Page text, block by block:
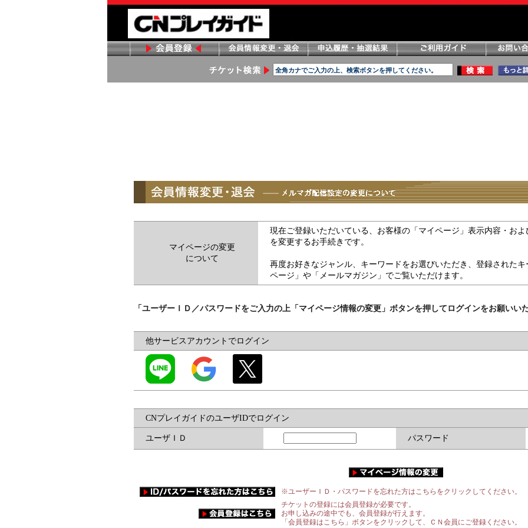
マイページの変更
について
現在ご登録いただいている、お客様の「マイページ」表示内容・お
を変更するお手続きです。
再度お好きなジャンル、キーワードをお選びいただき、登録された
ページ」や「メールマガジン」でご覧いただけます。
「ユーザーＩＤ／パスワードをご入力の上「マイページ情報の変更」ボタンを押してログインをお願いいた
他サービスアカウントでログイン
CNプレイガイドのユーザIDでログイン
ユーザＩＤ パスワード
※ユーザーＩＤ・パスワードを忘れた方はこちらをクリックしてください。
チケットの登録には会員登録が必要です。
お申し込みの途中でも、会員登録が行えます。
「会員登録はこちら」ボタンをクリックして、ＣＮ会員にご登録ください。